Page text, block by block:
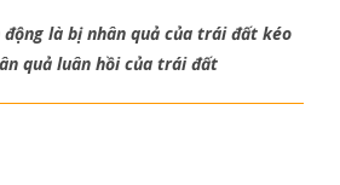
động là bị nhân quả của trái đất kéo
quả luân hồi của trái đất